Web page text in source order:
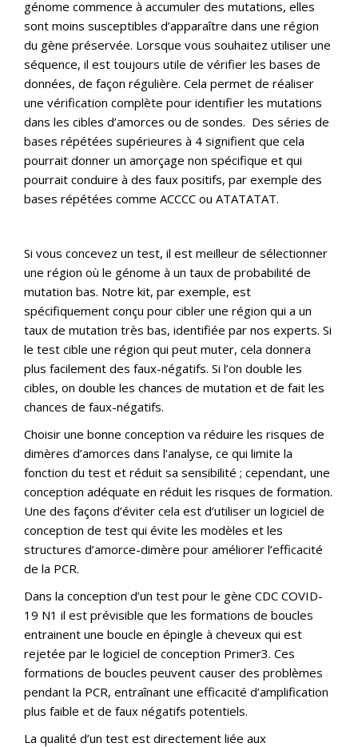
génome commence à accumuler des mutations, elles
sont moins susceptibles d’apparaître dans une région
du gène préservée. Lorsque vous souhaitez utiliser une
séquence, il est toujours utile de vérifier les bases de
données, de façon régulière. Cela permet de réaliser
une vérification complète pour identifier les mutations
dans les cibles d’amorces ou de sondes. Des séries de
bases répétées supérieures à 4 signifient que cela
pourrait donner un amorçage non spécifique et qui
pourrait conduire à des faux positifs, par exemple des
bases répétées comme ACCCC ou ATATATAT.
Si vous concevez un test, il est meilleur de sélectionner
une région où le génome à un taux de probabilité de
mutation bas. Notre kit, par exemple, est
spécifiquement conçu pour cibler une région qui a un
taux de mutation très bas, identifiée par nos experts. Si
le test cible une région qui peut muter, cela donnera
plus facilement des faux-négatifs. Si l’on double les
cibles, on double les chances de mutation et de fait les
chances de faux-négatifs.
Choisir une bonne conception va réduire les risques de
dimères d’amorces dans l’analyse, ce qui limite la
fonction du test et réduit sa sensibilité ; cependant, une
conception adéquate en réduit les risques de formation.
Une des façons d’éviter cela est d’utiliser un logiciel de
conception de test qui évite les modèles et les
structures d’amorce-dimère pour améliorer l’efficacité
de la PCR.
Dans la conception d’un test pour le gène CDC COVID-
19 N1 il est prévisible que les formations de boucles
entrainent une boucle en épingle à cheveux qui est
rejetée par le logiciel de conception Primer3. Ces
formations de boucles peuvent causer des problèmes
pendant la PCR, entraînant une efficacité d’amplification
plus faible et de faux négatifs potentiels.
La qualité d’un test est directement liée aux